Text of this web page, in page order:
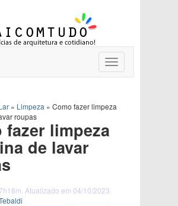
Toggle
navigation
» Limpeza » Como fazer limpeza
roupas
fazer limpeza
de lavar
Atualizado em 04/10/2023